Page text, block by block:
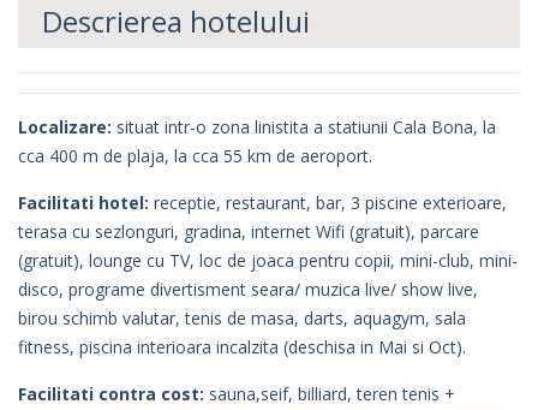
Descrierea hotelului
Localizare: situat intr-o zona linistita a statiunii Cala Bona, la
cca 400 m de plaja, la cca 55 km de aeroport.
Facilitati hotel: receptie, restaurant, bar, 3 piscine exterioare,
terasa cu sezlonguri, gradina, internet Wifi (gratuit), parcare
(gratuit), lounge cu TV, loc de joaca pentru copii, mini-club, mini-
disco, programe divertisment seara/ muzica live/ show live,
birou schimb valutar, tenis de masa, darts, aquagym, sala
fitness, piscina interioara incalzita (deschisa in Mai si Oct).
Facilitati contra cost: sauna,seif, billiard, teren tenis +